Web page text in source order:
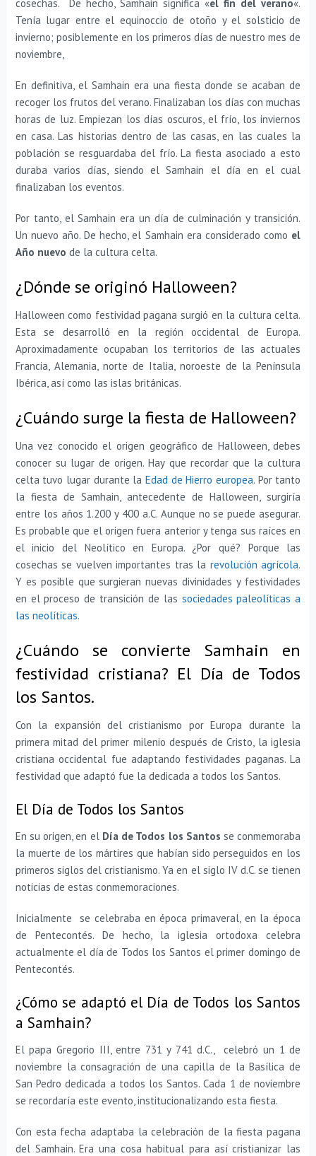
cosechas. De hecho, Samhain significa «el fin del verano«.
Tenía lugar entre el equinoccio de otoño y el solsticio de
invierno; posiblemente en los primeros días de nuestro mes de
noviembre,
En definitiva, el Samhain era una fiesta donde se acaban de
recoger los frutos del verano. Finalizaban los días con muchas
horas de luz. Empiezan los días oscuros, el frío, los inviernos
en casa. Las historias dentro de las casas, en las cuales la
población se resguardaba del frío. La fiesta asociado a esto
duraba varios días, siendo el Samhain el día en el cual
finalizaban los eventos.
Por tanto, el Samhain era un día de culminación y transición.
Un nuevo año. De hecho, el Samhain era considerado como el
Año nuevo de la cultura celta.
¿Dónde se originó Halloween?
Halloween como festividad pagana surgió en la cultura celta.
Esta se desarrolló en la región occidental de Europa.
Aproximadamente ocupaban los territorios de las actuales
Francia, Alemania, norte de Italia, noroeste de la Península
Ibérica, así como las islas británicas.
¿Cuándo surge la fiesta de Halloween?
Una vez conocido el origen geográfico de Halloween, debes
conocer su lugar de origen. Hay que recordar que la cultura
celta tuvo lugar durante la Edad de Hierro europea. Por tanto
la fiesta de Samhain, antecedente de Halloween, surgiría
entre los años 1.200 y 400 a.C. Aunque no se puede asegurar.
Es probable que el origen fuera anterior y tenga sus raíces en
el inicio del Neolítico en Europa. ¿Por qué? Porque las
cosechas se vuelven importantes tras la revolución agrícola.
Y es posible que surgieran nuevas divinidades y festividades
en el proceso de transición de las sociedades paleolíticas a
las neolíticas.
¿Cuándo se convierte Samhain en
festividad cristiana? El Día de Todos
los Santos.
Con la expansión del cristianismo por Europa durante la
primera mitad del primer milenio después de Cristo, la iglesia
cristiana occidental fue adaptando festividades paganas. La
festividad que adaptó fue la dedicada a todos los Santos.
El Día de Todos los Santos
En su origen, en el Día de Todos los Santos se conmemoraba
la muerte de los mártires que habían sido perseguidos en los
primeros siglos del cristianismo. Ya en el siglo IV d.C. se tienen
noticias de estas conmemoraciones.
Inicialmente se celebraba en época primaveral, en la época
de Pentecontés. De hecho, la iglesia ortodoxa celebra
actualmente el día de Todos los Santos el primer domingo de
Pentecontés.
¿Cómo se adaptó el Día de Todos los Santos
a Samhain?
El papa Gregorio III, entre 731 y 741 d.C., celebró un 1 de
noviembre la consagración de una capilla de la Basílica de
San Pedro dedicada a todos los Santos. Cada 1 de noviembre
se recordaría este evento, institucionalizando esta fiesta.
Con esta fecha adaptaba la celebración de la fiesta pagana
del Samhain. Era una cosa habitual para así cristianizar las